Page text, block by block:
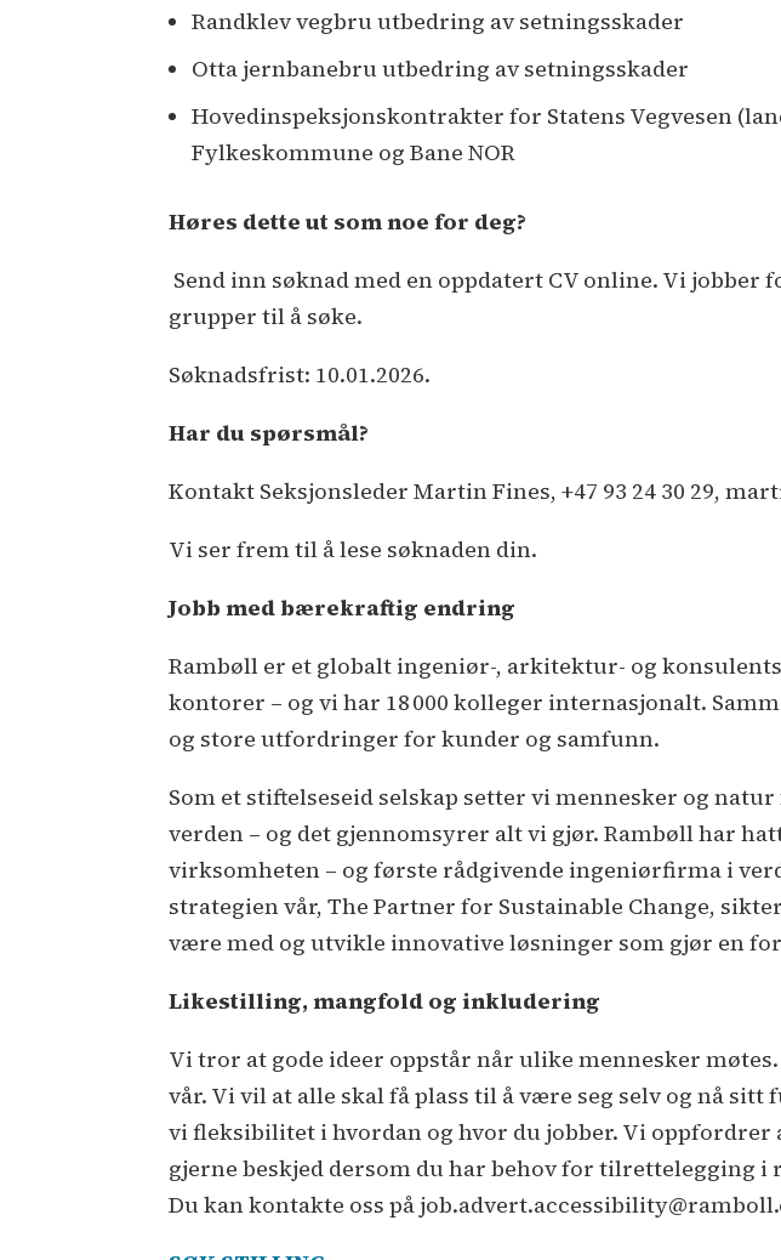
Randklev vegbru utbedring av setningsskader
Otta jernbanebru utbedring av setningsskader
Hovedinspeksjonskontrakter for Statens Vegvesen
Fylkeskommune og Bane NOR
Høres dette ut som noe for deg?
Send inn søknad med en oppdatert CV online. Vi
grupper til å søke.
Søknadsfrist: 10.01.2026.
Har du spørsmål?
Kontakt Seksjonsleder Martin Fines, +47 93 24 30 29,
Vi ser frem til å lese søknaden din.
Jobb med bærekraftig endring
Rambøll er et globalt ingeniør-, arkitektur- og
kontorer – og vi har 18 000 kolleger internasjonalt.
og store utfordringer for kunder og samfunn.
Som et stiftelseseid selskap setter vi mennesker og
verden – og det gjennomsyrer alt vi gjør. Rambøll har
virksomheten – og første rådgivende ingeniørfirma i
strategien vår, The Partner for Sustainable Change,
være med og utvikle innovative løsninger som gjør en
Likestilling, mangfold og inkludering
Vi tror at gode ideer oppstår når ulike mennesker
vår. Vi vil at alle skal få plass til å være seg selv og nå
vi fleksibilitet i hvordan og hvor du jobber. Vi
gjerne beskjed dersom du har behov for tilrettelegging
Du kan kontakte oss på